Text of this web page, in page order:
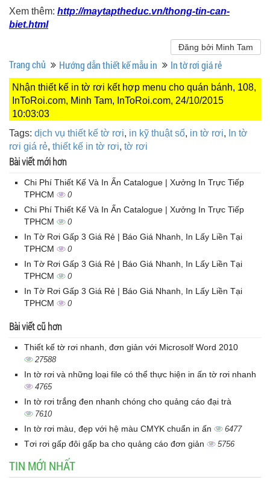
Xem thêm: http://maytaptheduc.vn/thong-tin-can-
biet.html
Đăng bởi Minh Tam
Trang chủ Hướng dẫn thiết kế mẫu in In tờ rơi giá rẻ
Nhận thiết kế in tờ rơi kết hợp menu cho quán bánh, 108,
InToRoi.com, Minh Tam, InToRoi.com, 24/10/2015
10:03:03
Tags: dịch vụ thiết kế tờ rơi, in kỹ thuật số, in tờ rơi, In tờ
rơi giá rẻ, thiết kế in tờ rơi, tờ rơi
Bài viết mới hơn
Chi Phí Thiết Kế Và In Ấn Catalogue | Xưởng In Trực Tiếp
TPHCM
0
Chi Phí Thiết Kế Và In Ấn Catalogue | Xưởng In Trực Tiếp
TPHCM
0
In Tờ Rơi Gấp 3 Giá Rẻ | Báo Giá Nhanh, In Lấy Liền Tại
TPHCM
0
In Tờ Rơi Gấp 3 Giá Rẻ | Báo Giá Nhanh, In Lấy Liền Tại
TPHCM
0
In Tờ Rơi Gấp 3 Giá Rẻ | Báo Giá Nhanh, In Lấy Liền Tại
TPHCM
0
Bài viết cũ hơn
Thiết kế tờ rơi nhanh, đơn giản với Microsolf Word 2010
27588
In tờ rơi và những loại file có thể thực hiện in ấn tờ rơi nhanh
4765
In tờ rơi trắng đen nhanh chóng cho quảng cáo đại trà
7610
In tờ rơi màu, đẹp với hệ màu CMYK chuẩn in ấn 6477
Tơi rơi gấp đôi gấp ba cho quảng cáo đơn giản 5756
TIN MỚI NHẤT